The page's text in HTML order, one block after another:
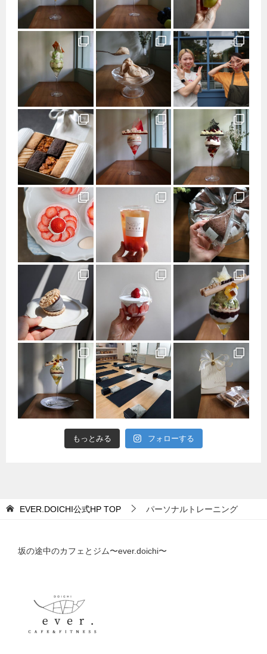
もっとみる フォローする
EVER.DOICHI公式HP TOP パーソナルトレーニング
坂の途中のカフェとジム〜ever.doichi〜